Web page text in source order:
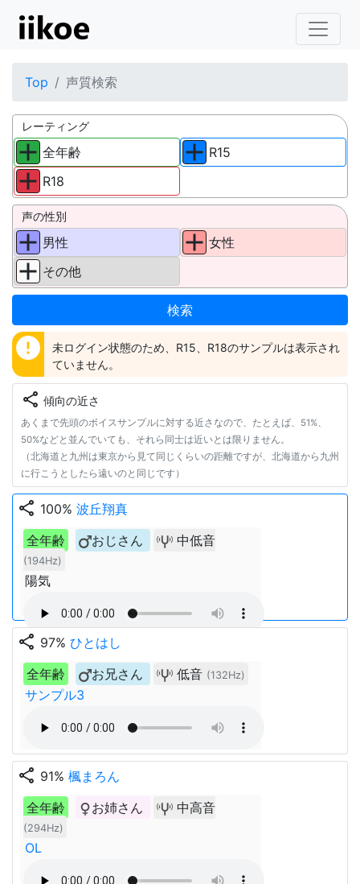
Top 声質検索
レーティング
全年齢
R18
R15
声の性別
男性
その他
女性
error
未ログイン状態のため、R15、R18のサンプルは表示され
ていません。
share 傾向の近さ
あくまで先頭のボイスサンプルに対する近さなので、たとえば、51%、
50%などと並んでいても、それら同士は近いとは限りません。
（北海道と九州は東京から見て同じくらいの距離ですが、北海道から九州
に行こうとしたら遠いのと同じです）
share 100% 波丘翔真
全年齢
おじさん 中低音
(194Hz)
陽気
share 97% ひとはし
全年齢
お兄さん 低音 (132Hz)
サンプル3
share 91% 楓まろん
全年齢
お姉さん 中高音
(294Hz)
OL